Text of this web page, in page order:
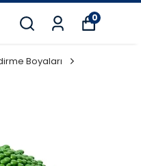
0
Boyaları